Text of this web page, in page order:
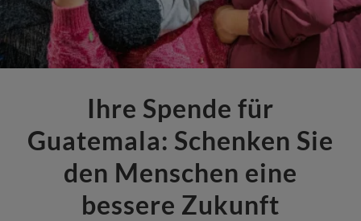
Ihre Spende für
Guatemala: Schenken Sie
den Menschen eine
bessere Zukunft